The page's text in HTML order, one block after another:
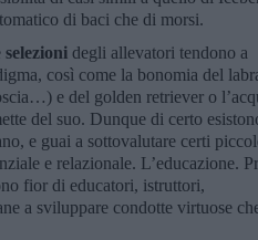
di baci che di morsi.
selezioni degli allevatori tendono a
così come la bonomia del
e del golden retriever o
del suo. Dunque di certo
e guai a sottovalutare certi
e relazionale. L’educazione.
fior di educatori, istruttori,
a sviluppare condotte virtuose